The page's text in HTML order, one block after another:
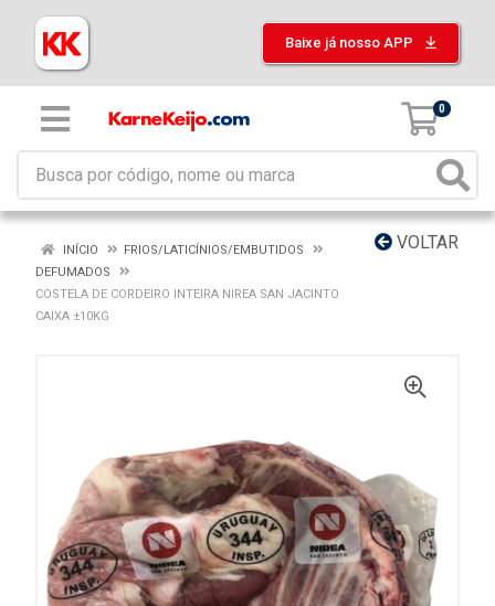
Baixe já nosso APP
0
VOLTAR
INÍCIO
FRIOS/LATICÍNIOS/EMBUTIDOS
DEFUMADOS
COSTELA DE CORDEIRO INTEIRA NIREA SAN JACINTO
CAIXA ±10KG